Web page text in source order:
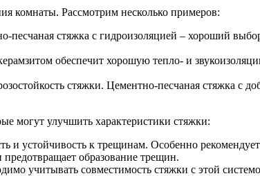
комнаты. Рассмотрим несколько примеров:
стяжка с гидроизоляцией – хороший
обеспечит хорошую тепло- и
стяжки. Цементно-песчаная стяжка с
могут улучшить характеристики стяжки:
и устойчивость к трещинам. Особенно
образование трещин.
учитывать совместимость стяжки с этой